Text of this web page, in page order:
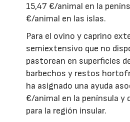
15,47 €/animal en la
€/animal en las islas.
Para el ovino y caprino
semiextensivo que no
pastorean en superficies
barbechos y restos
ha asignado una ayuda
€/animal en la península y
para la región insular.